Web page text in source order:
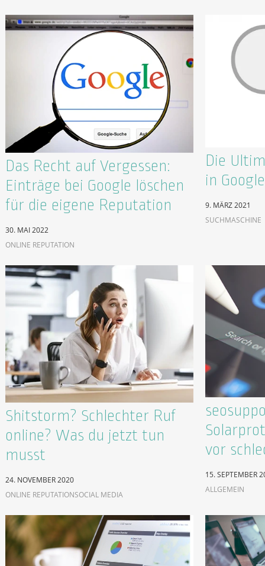
Das Recht auf Vergessen:
Einträge bei Google löschen
für die eigene Reputation
30. MAI 2022
ONLINE REPUTATION
Die
in
9. MÄRZ 2021
SUCHMASCHINE
Shitstorm? Schlechter Ruf
online? Was du jetzt tun
musst
24. NOVEMBER 2020
ONLINE REPUTATIONSOCIAL MEDIA
vor
15. SEPTEMBER
ALLGEMEIN